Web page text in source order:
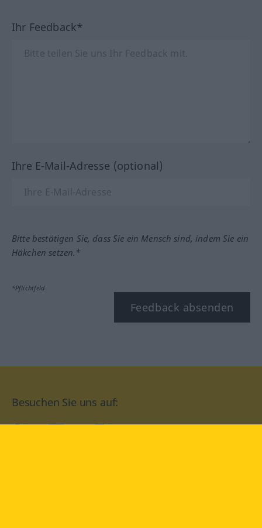
Ihr Feedback*
Ihre E-Mail-Adresse (optional)
Bitte bestätigen Sie, dass Sie ein Mensch sind, indem Sie ein
Häkchen setzen.*
*Pflichtfeld
Feedback absenden
Besuchen Sie uns auf: